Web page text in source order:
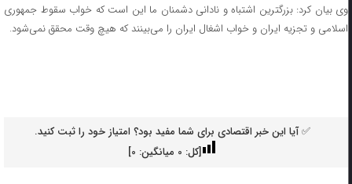
وی بیان کرد: بزرگترین اشتباه و نادانی دشمنان ما این است که خواب سقوط جمهوری
اسلامی و تجزیه ایران و خواب اشغال ایران را می‌بینند که هیچ وقت محقق نمی‌شود.
✅ آیا این خبر اقتصادی برای شما مفید بود؟ امتیاز خود را ثبت کنید.
[کل: 0میانگین: 0
]